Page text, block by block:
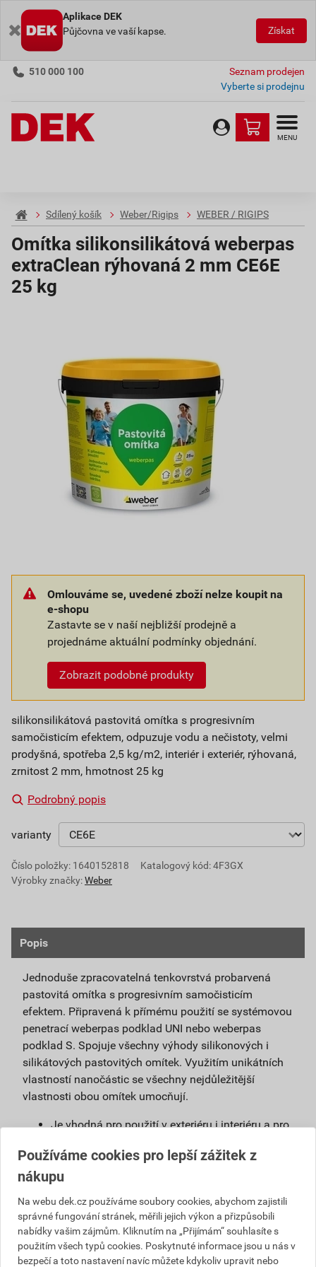
Aplikace DEK
Půjčovna ve vaší kapse.
Získat
510 000 100
Seznam prodejen
Vyberte si prodejnu
MENU
Sdílený košík Weber/Rigips WEBER / RIGIPS
Omítka silikonsilikátová weberpas
extraClean rýhovaná 2 mm CE6E
25 kg
Omlouváme se, uvedené zboží nelze koupit na
e-shopu
Zastavte se v naší nejbližší prodejně a
projednáme aktuální podmínky objednání.
Zobrazit podobné produkty
silikonsilikátová pastovitá omítka s progresivním
samočisticím efektem, odpuzuje vodu a nečistoty, velmi
prodyšná, spotřeba 2,5 kg/m2, interiér i exteriér, rýhovaná,
zrnitost 2 mm, hmotnost 25 kg
Podrobný popis
varianty
Číslo položky: 1640152818
Katalogový kód: 4F3GX
Výrobky značky:Weber
Popis
Jednoduše zpracovatelná tenkovrstvá probarvená
pastovitá omítka s progresivním samočisticím
efektem. Připravená k přímému použití se systémovou
penetrací weberpas podklad UNI nebo weberpas
podklad S. Spojuje všechny výhody silikonových i
silikátových pastovitých omítek. Využitím unikátních
vlastností nanočástic se všechny nejdůležitější
vlastnosti obou omítek umocňují.
Je vhodná pro použití v exteriéru i interiéru a pro
na vlhké zdivo.
Použitím samočisticí omítky weberpas
fasády a podstatně snižují náklady na její
údržbu.
Díky velmi malému podílu organických částic
obsažených v omítce, vzniká na povrchu omítky
Používáme cookies pro lepší zážitek z
nákupu
Na webu dek.cz používáme soubory cookies, abychom zajistili
správné fungování stránek, měřili jejich výkon a přizpůsobili
nabídky vašim zájmům. Kliknutím na „Přijímám“ souhlasíte s
použitím všech typů cookies. Poskytnuté informace jsou u nás v
bezpečí a toto nastavení navíc můžete kdykoliv upravit nebo